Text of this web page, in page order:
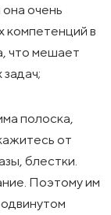
очень
компетенций в
что мешает
полоска,
от
блестки.
Поэтому им